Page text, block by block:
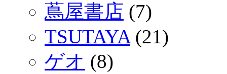
蔦屋書店 (7)
TSUTAYA(21)
ゲオ (8)